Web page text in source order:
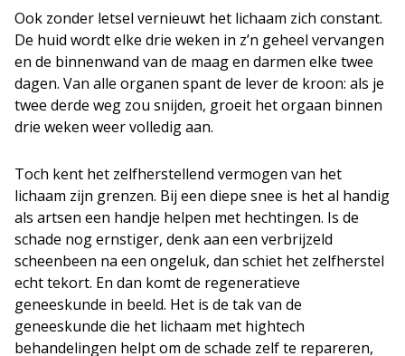
Ook zonder letsel vernieuwt het lichaam zich constant.
De huid wordt elke drie weken in z’n geheel vervangen
en de binnenwand van de maag en darmen elke twee
dagen. Van alle organen spant de lever de kroon: als je
twee derde weg zou snijden, groeit het orgaan binnen
drie weken weer volledig aan.
Toch kent het zelfherstellend vermogen van het
lichaam zijn grenzen. Bij een diepe snee is het al handig
als artsen een handje helpen met hechtingen. Is de
schade nog ernstiger, denk aan een verbrijzeld
scheenbeen na een ongeluk, dan schiet het zelfherstel
echt tekort. En dan komt de regeneratieve
geneeskunde in beeld. Het is de tak van de
geneeskunde die het lichaam met hightech
behandelingen helpt om de schade zelf te repareren,